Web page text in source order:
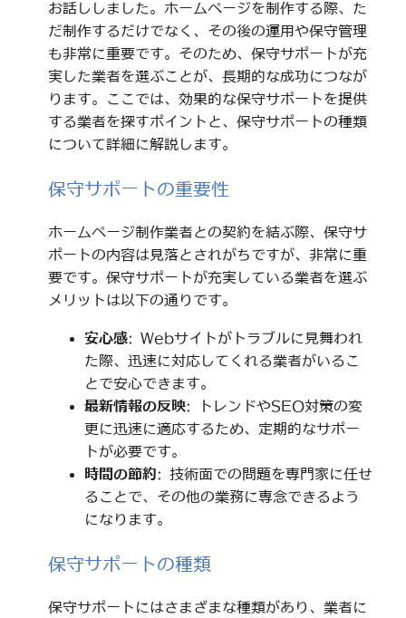
お話ししました。ホームページを制作する際、た
だ制作するだけでなく、その後の運用や保守管理
も非常に重要です。そのため、保守サポートが充
実した業者を選ぶことが、長期的な成功につなが
ります。ここでは、効果的な保守サポートを提供
する業者を探すポイントと、保守サポートの種類
について詳細に解説します。
保守サポートの重要性
ホームページ制作業者との契約を結ぶ際、保守サ
ポートの内容は見落とされがちですが、非常に重
要です。保守サポートが充実している業者を選ぶ
メリットは以下の通りです。
安心感: Webサイトがトラブルに見舞われ
た際、迅速に対応してくれる業者がいるこ
とで安心できます。
最新情報の反映: トレンドやSEO対策の変
更に迅速に適応するため、定期的なサポー
トが必要です。
時間の節約: 技術面での問題を専門家に任せ
ることで、その他の業務に専念できるよう
になります。
保守サポートの種類
保守サポートにはさまざまな種類があり、業者に